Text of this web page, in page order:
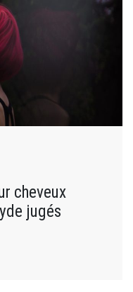
cheveux
jugés